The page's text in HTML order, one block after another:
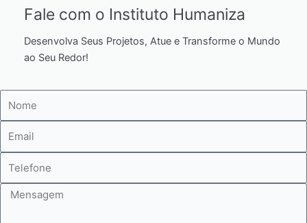
Fale com o Instituto Humaniza
Desenvolva Seus Projetos, Atue e Transforme o Mundo
ao Seu Redor!
Mensagem